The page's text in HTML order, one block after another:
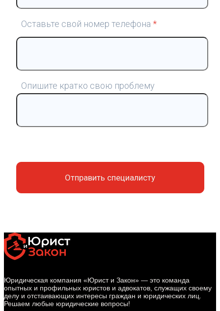
Оставьте свой номер телефона *
Опишите кратко свою проблему
Юридическая компания «Юрист и Закон» — это команда
опытных и профильных юристов и адвокатов, служащих своему
делу и отстаивающих интересы граждан и юридических лиц.
Решаем любые юридические вопросы!